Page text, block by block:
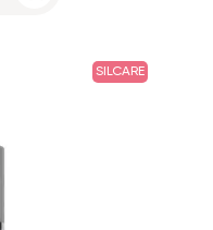
SILCARE